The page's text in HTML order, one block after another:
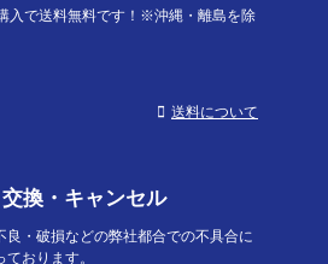
入で送料無料です！※沖縄・離島を除
送料について
換・キャンセル
良・破損などの弊社都合での不具合に
おります。